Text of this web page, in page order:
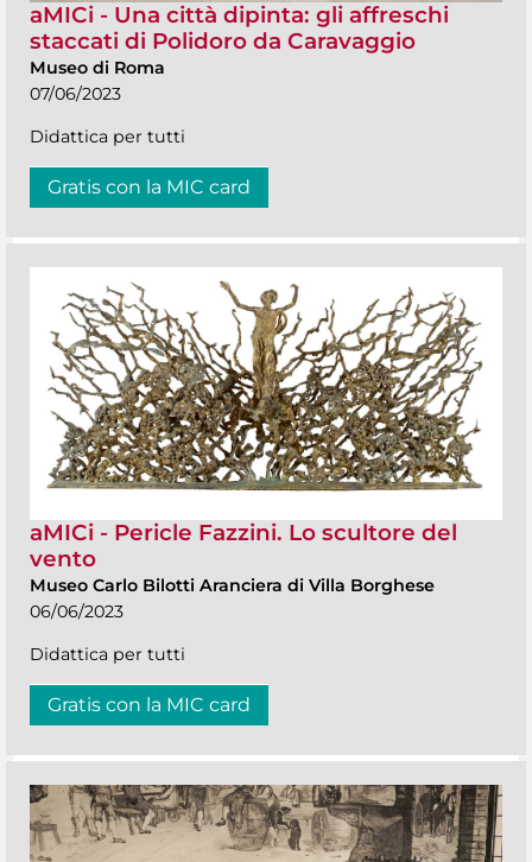
aMICi - Una città dipinta: gli affreschi
staccati di Polidoro da Caravaggio
Museo di Roma
07/06/2023
Didattica per tutti
Gratis con la MIC card
aMICi - Pericle Fazzini. Lo scultore del
vento
Museo Carlo Bilotti Aranciera di Villa Borghese
06/06/2023
Didattica per tutti
Gratis con la MIC card